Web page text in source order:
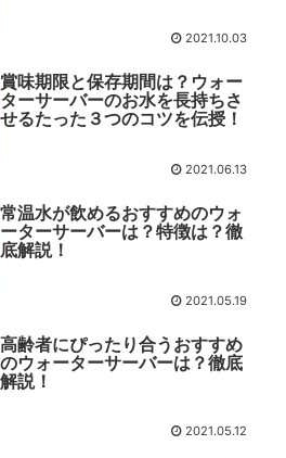
2021.10.03
賞味期限と保存期間は？ウォー
ターサーバーのお水を長持ちさ
せるたった３つのコツを伝授！
2021.06.13
常温水が飲めるおすすめのウォ
ーターサーバーは？特徴は？徹
底解説！
2021.05.19
高齢者にぴったり合うおすすめ
のウォーターサーバーは？徹底
解説！
2021.05.12